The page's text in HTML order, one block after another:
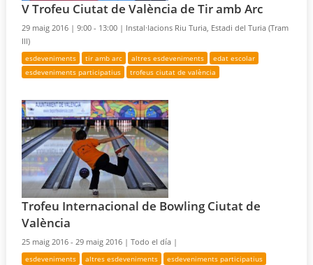
V Trofeu Ciutat de València de Tir amb Arc
29 maig 2016 |9:00 - 13:00 | Instal·lacions Riu Turia, Estadi del Turia (Tram
III)
esdeveniments tir amb arc altres esdeveniments
edat escolar
esdeveniments participatius
trofeus ciutat de valència
Trofeu Internacional de Bowling Ciutat de
València
25 maig 2016 - 29 maig 2016 |Todo el día |
esdeveniments altres esdeveniments
esdeveniments participatius